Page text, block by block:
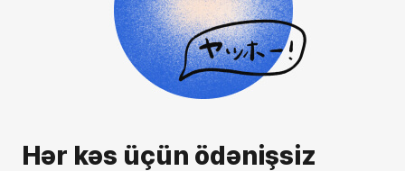
Hər kəs üçün ödənişsiz